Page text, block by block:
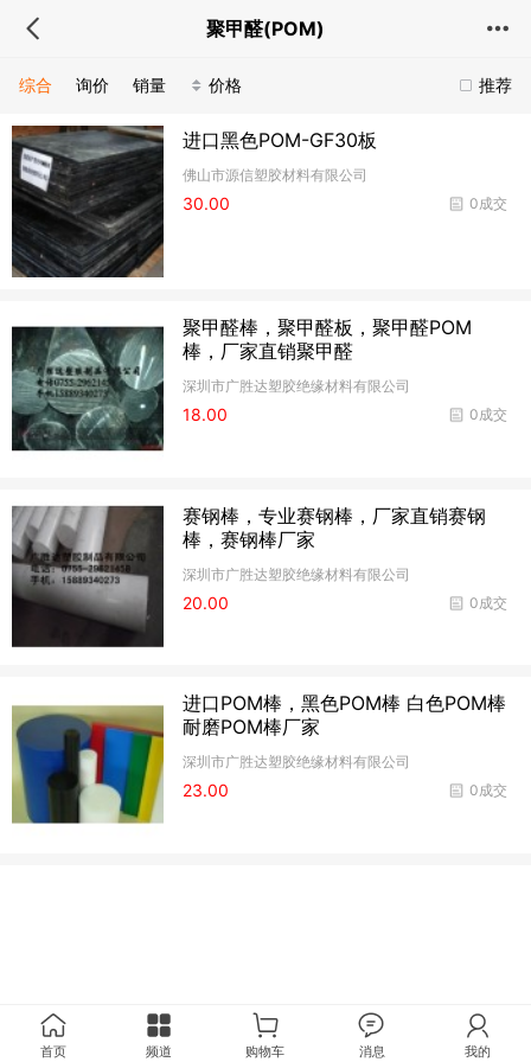
聚甲醛(POM)
推荐
综合 询价 销量 价格
进口黑色POM-GF30板
佛山市源信塑胶材料有限公司
0成交
30.00
聚甲醛棒，聚甲醛板，聚甲醛POM
棒，厂家直销聚甲醛
深圳市广胜达塑胶绝缘材料有限公司
0成交
18.00
赛钢棒，专业赛钢棒，厂家直销赛钢
棒，赛钢棒厂家
深圳市广胜达塑胶绝缘材料有限公司
0成交
20.00
进口POM棒，黑色POM棒 白色POM棒
耐磨POM棒厂家
深圳市广胜达塑胶绝缘材料有限公司
0成交
23.00
首页 频道 购物车 消息 我的